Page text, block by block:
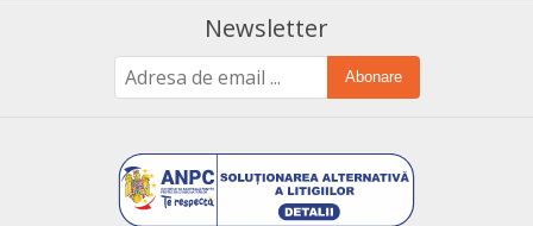
Newsletter
Abonare